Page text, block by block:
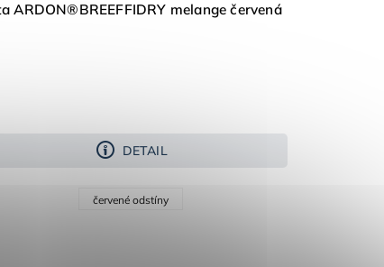
ARDON®BREEFFIDRY melange červená
DETAIL
červené odstíny